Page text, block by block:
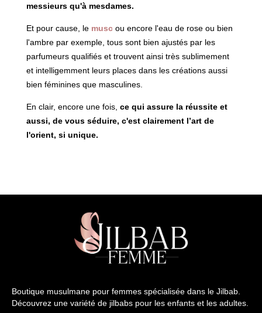
messieurs qu'à mesdames.
Et pour cause, le musc ou encore l'eau de rose ou bien
l'ambre par exemple, tous sont bien ajustés par les
parfumeurs qualifiés et trouvent ainsi très sublimement
et intelligemment leurs places dans les créations aussi
bien féminines que masculines.
En clair, encore une fois, ce qui assure la réussite et
aussi, de vous séduire, c'est clairement l’art de
l'orient, si unique.
Boutique musulmane pour femmes spécialisée dans le Jilbab.
Découvrez une variété de jilbabs pour les enfants et les adultes.